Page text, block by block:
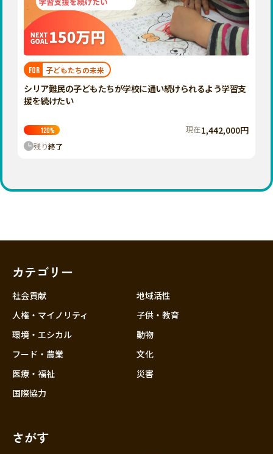
香川
愛媛
高知
佐賀
熊本
鹿児島
FOR 子どもたちの未来
シリア難民の子どもたちが学校に通い続けられるよう学習支
援を続けたい
120% 現在1,442,000円
残り終了
カテゴリー
社会貢献
人権・マイノリティ
環境・エシカル
フード・農業
医療・福祉
国際協力
地域活性
子供・教育
動物
文化
災害
さがす